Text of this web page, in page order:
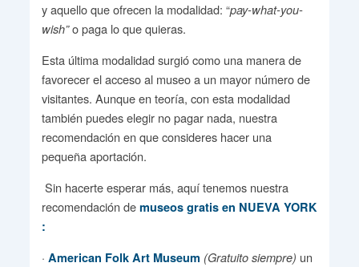
y aquello que ofrecen la modalidad: “pay-what-you-
wish”o paga lo que quieras.
Esta última modalidad surgió como una manera de
favorecer el acceso al museo a un mayor número de
visitantes. Aunque en teoría, con esta modalidad
también puedes elegir no pagar nada, nuestra
recomendación en que consideres hacer una
pequeña aportación.
Sin hacerte esperar más, aquí tenemos nuestra
recomendación de museos gratis en NUEVA YORK
:
· American Folk Art Museum (Gratuito siempre) un